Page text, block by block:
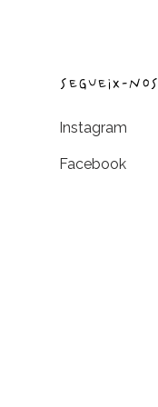
segueix-nos
Instagram
Facebook